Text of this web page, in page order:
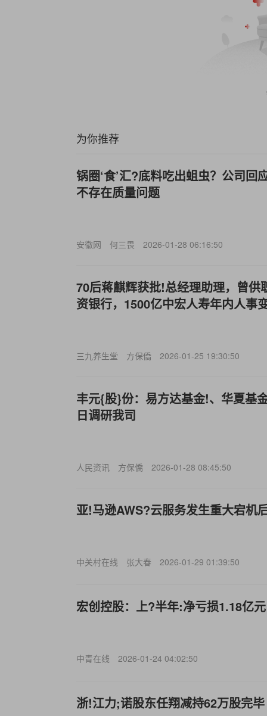
为你推荐
锅圈‘食’汇?底料吃出蛆虫？公司回
不存在质量问题
安徽网 何三畏 2026-01-28 06:16:50
70后蒋麒辉获批!总经理助理，曾供
资银行，1500亿中宏人寿年内人事
三九养生堂 方保僑 2026-01-25 19:30:50
丰元{股}份：易方达基金!、华夏基
日调研我司
人民资讯 方保僑 2026-01-28 08:45:50
亚!马逊AWS?云服务发生重大宕机
中关村在线 张大春 2026-01-29 01:39:50
宏创控股：上?半年:净亏损1.18亿
中青在线 2026-01-24 04:02:50
浙!江力;诺股东任翔减持62万股完毕